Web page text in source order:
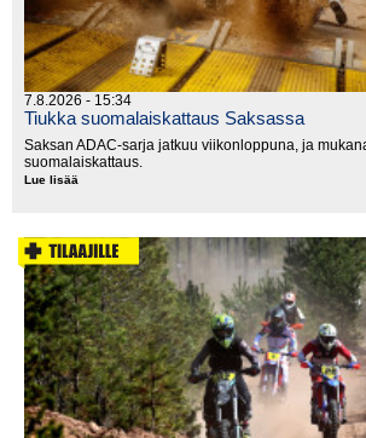
7.8.2026 - 15:34
Tiukka suomalaiskattaus Saksassa
Saksan ADAC-sarja jatkuu viikonloppuna, ja
suomalaiskattaus.
Lue lisää